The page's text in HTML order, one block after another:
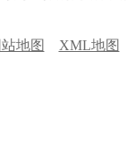
地图 XML地图